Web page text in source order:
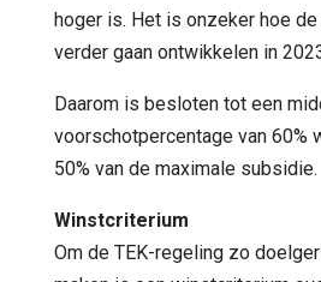
hoger is. Het is onzeker hoe
verder gaan ontwikkelen in
Daarom is besloten tot een
voorschotpercentage van 60%
50% van de maximale subsidie.
Winstcriterium
Om de TEK-regeling zo